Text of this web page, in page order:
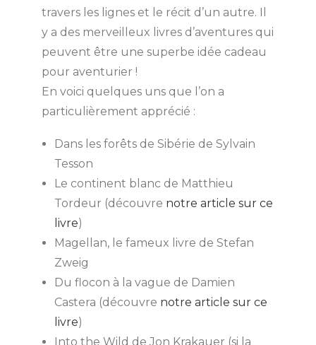
travers les lignes et le récit d’un autre. Il
y a des merveilleux livres d’aventures qui
peuvent être une superbe idée cadeau
pour aventurier !
En voici quelques uns que l’on a
particulièrement apprécié :
Dans les forêts de Sibérie de Sylvain
Tesson
Le continent blanc de Matthieu
Tordeur (découvre notre article sur ce
livre)
Magellan, le fameux livre de Stefan
Zweig
Du flocon à la vague de Damien
Castera (découvre notre article sur ce
livre)
Into the Wild de Jon Krakauer (si la